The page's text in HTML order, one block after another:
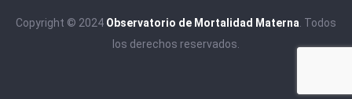
Copyright © 2024 Observatorio de Mortalidad Materna . Todos
los derechos reservados.